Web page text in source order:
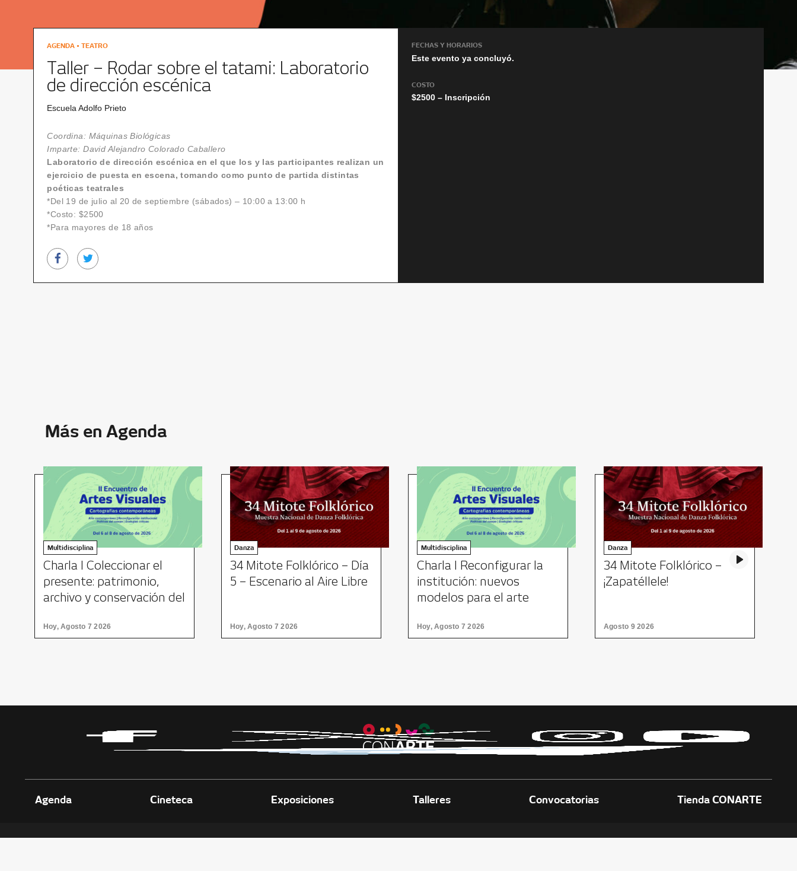
AGENDA • TEATRO
Taller – Rodar sobre el tatami: Laboratorio
de dirección escénica
Escuela Adolfo Prieto
Coordina: Máquinas Biológicas
Imparte: David Alejandro Colorado Caballero
Laboratorio de dirección escénica en el que los y las participantes realizan un
ejercicio de puesta en escena, tomando como punto de partida distintas
poéticas teatrales
*Del 19 de julio al 20 de septiembre (sábados) – 10:00 a 13:00 h
*Costo: $2500
*Para mayores de 18 años
FECHAS Y HORARIOS
Este evento ya concluyó.
COSTO
$2500 – Inscripción
Más en Agenda
Multidisciplina
Charla I Coleccionar el
presente: patrimonio,
archivo y conservación del
Hoy, Agosto 7 2026
Danza
34 Mitote Folklórico – Día
5 – Escenario al Aire Libre
Hoy, Agosto 7 2026
Multidisciplina
Charla I Reconfigurar la
institución: nuevos
modelos para el arte
Hoy, Agosto 7 2026
Danza
34 Mitote Folklórico –
¡Zapatéllele!
Agosto 9 2026
Agenda Cineteca Exposiciones Talleres Convocatorias Tienda CONARTE